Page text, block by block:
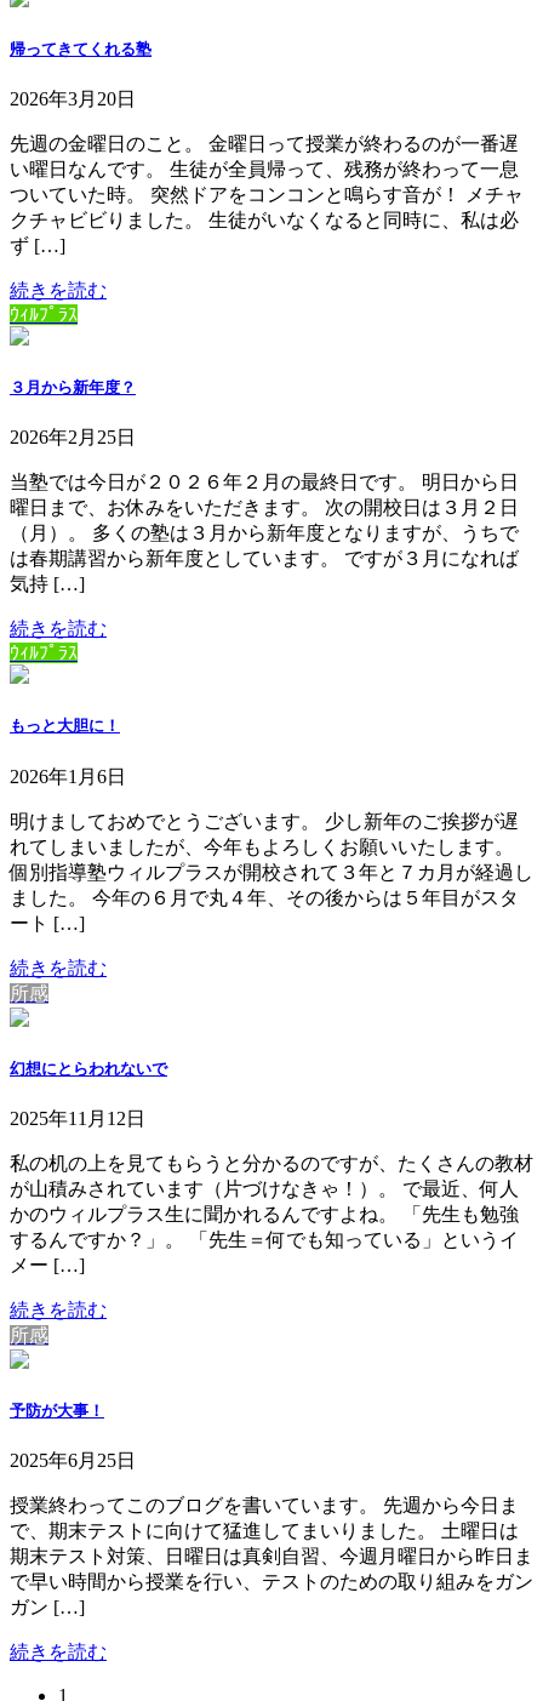
帰ってきてくれる塾
2026年3月20日
先週の金曜日のこと。 金曜日って授業が終わるのが一番遅
い曜日なんです。 生徒が全員帰って、残務が終わって一息
ついていた時。 突然ドアをコンコンと鳴らす音が！ メチャ
クチャビビりました。 生徒がいなくなると同時に、私は必
ず […]
続きを読む
ｳｨﾙﾌﾟﾗｽ
３月から新年度？
2026年2月25日
当塾では今日が２０２６年２月の最終日です。 明日から日
曜日まで、お休みをいただきます。 次の開校日は３月２日
（月）。 多くの塾は３月から新年度となりますが、うちで
は春期講習から新年度としています。 ですが３月になれば
気持 […]
続きを読む
ｳｨﾙﾌﾟﾗｽ
もっと大胆に！
2026年1月6日
明けましておめでとうございます。 少し新年のご挨拶が遅
れてしまいましたが、今年もよろしくお願いいたします。
個別指導塾ウィルプラスが開校されて３年と７カ月が経過し
ました。 今年の６月で丸４年、その後からは５年目がスタ
ート […]
続きを読む
所感
幻想にとらわれないで
2025年11月12日
私の机の上を見てもらうと分かるのですが、たくさんの教材
が山積みされています（片づけなきゃ！）。 で最近、何人
かのウィルプラス生に聞かれるんですよね。 「先生も勉強
するんですか？」。 「先生＝何でも知っている」というイ
メー […]
続きを読む
所感
予防が大事！
2025年6月25日
授業終わってこのブログを書いています。 先週から今日ま
で、期末テストに向けて猛進してまいりました。 土曜日は
期末テスト対策、日曜日は真剣自習、今週月曜日から昨日ま
で早い時間から授業を行い、テストのための取り組みをガン
ガン […]
続きを読む
固
1